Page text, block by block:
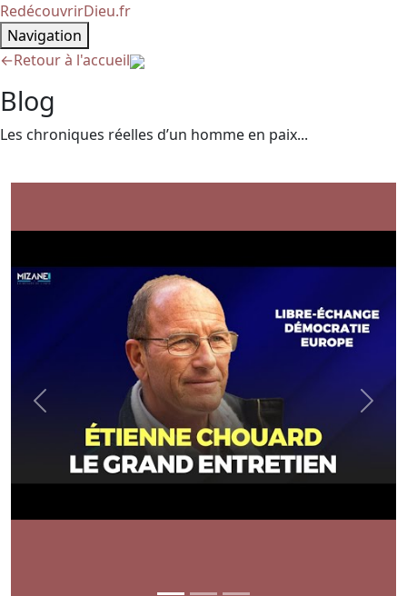
RedécouvrirDieu.fr
Navigation
←Retour à l'accueil
Blog
Les chroniques réelles d’un homme en paix...
Previous Next